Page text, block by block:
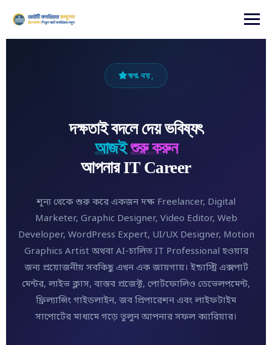
স্বপ্ন নয়,
দক্ষতাই বদলে দেয় ভবিষ্যৎ
আজই শুরু করুন
আপনার IT Career
শূন্য থেকে শুরু করে একজন দক্ষ Freelancer, Digital
Marketer, Graphic Designer, Video Editor, Web
Developer, WordPress Expert, UI/UX Designer, Motion
Graphics Artist অথবা AI-চালিত IT Professional হওয়ার
জন্য প্রয়োজনীয় সবকিছু এখন এক জায়গায়। ইন্ডাস্ট্রি এক্সপার্ট
মেন্টর, লাইভ ক্লাস, বাস্তব প্রজেক্ট, পোর্টফোলিও ডেভেলপমেন্ট,
ফ্রিল্যান্সিং গাইডলাইন, জব প্রিপারেশন এবং লাইফটাইম
সাপোর্টের মাধ্যমে গড়ে তুলুন আপনার সফল ক্যারিয়ার।